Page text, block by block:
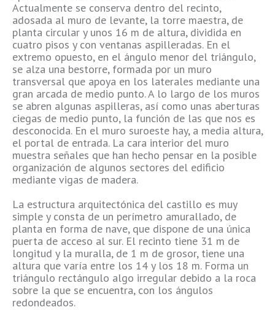
Actualmente se conserva dentro del recinto,
adosada al muro de levante, la torre maestra, de
planta circular y unos 16 m de altura, dividida en
cuatro pisos y con ventanas aspilleradas. En el
extremo opuesto, en el ángulo menor del triángulo,
se alza una bestorre, formada por un muro
transversal que apoya en los laterales mediante una
gran arcada de medio punto. A lo largo de los muros
se abren algunas aspilleras, así como unas aberturas
ciegas de medio punto, la función de las que nos es
desconocida. En el muro suroeste hay, a media altura,
el portal de entrada. La cara interior del muro
muestra señales que han hecho pensar en la posible
organización de algunos sectores del edificio
mediante vigas de madera.
La estructura arquitectónica del castillo es muy
simple y consta de un perímetro amurallado, de
planta en forma de nave, que dispone de una única
puerta de acceso al sur. El recinto tiene 31 m de
longitud y la muralla, de 1 m de grosor, tiene una
altura que varía entre los 14 y los 18 m. Forma un
triángulo rectángulo algo irregular debido a la roca
sobre la que se encuentra, con los ángulos
redondeados.